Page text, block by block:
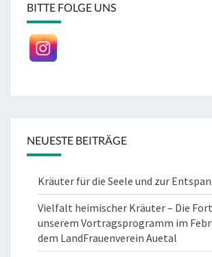
BITTE FOLGE UNS
NEUESTE BEITRÄGE
Kräuter für die Seele und zur
Vielfalt heimischer Kräuter – Die
unserem Vortragsprogramm im
dem LandFrauenverein Auetal